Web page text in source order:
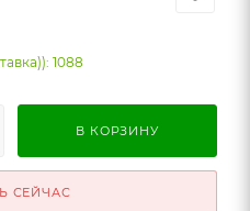
1088
В КОРЗИНУ
СЕЙЧАС